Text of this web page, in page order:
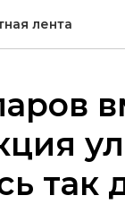
лента
так